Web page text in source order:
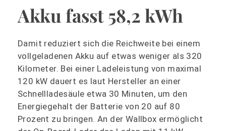
Akku fasst 58,2 kWh
Damit reduziert sich die Reichweite bei einem
vollgeladenen Akku auf etwas weniger als 320
Kilometer. Bei einer Ladeleistung von maximal
120 kW dauert es laut Hersteller an einer
Schnellladesäule etwa 30 Minuten, um den
Energiegehalt der Batterie von 20 auf 80
Prozent zu bringen. An der Wallbox ermöglicht